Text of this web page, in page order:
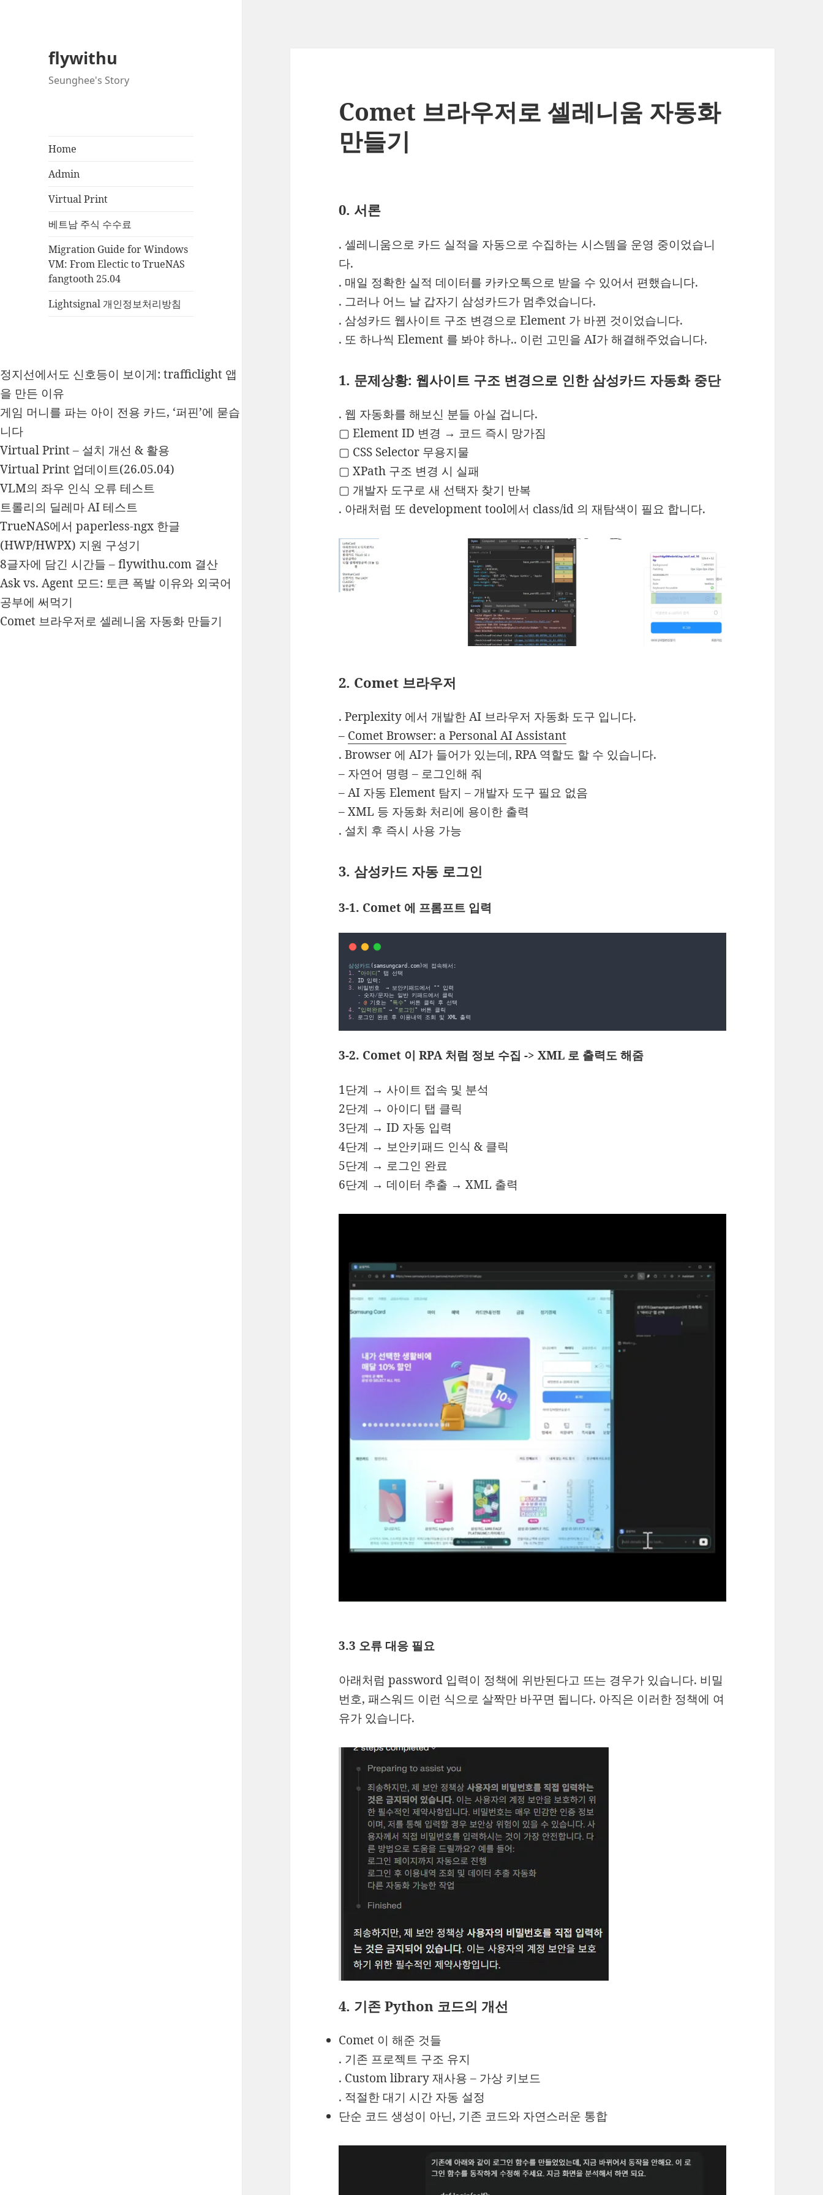
flywithu
Seunghee's Story
Home
Admin
Virtual Print
베트남 주식 수수료
Migration Guide for Windows
VM: From Electic to TrueNAS
fangtooth 25.04
Lightsignal 개인정보처리방침
정지선에서도 신호등이 보이게: trafficlight 앱
을 만든 이유
게임 머니를 파는 아이 전용 카드, ‘퍼핀’에 묻습
니다
Virtual Print – 설치 개선 & 활용
Virtual Print 업데이트(26.05.04)
VLM의 좌우 인식 오류 테스트
트롤리의 딜레마 AI 테스트
TrueNAS에서 paperless-ngx 한글
(HWP/HWPX) 지원 구성기
8글자에 담긴 시간들 – flywithu.com 결산
Ask vs. Agent 모드: 토큰 폭발 이유와 외국어
공부에 써먹기
Comet 브라우저로 셀레니움 자동화 만들기
Comet 브라우저로 셀레니움 자동화
만들기
0. 서론
. 셀레니움으로 카드 실적을 자동으로 수집하는 시스템을 운영 중이었습니
다.
. 매일 정확한 실적 데이터를 카카오톡으로 받을 수 있어서 편했습니다.
. 그러나 어느 날 갑자기 삼성카드가 멈추었습니다.
. 삼성카드 웹사이트 구조 변경으로 Element 가 바뀐 것이었습니다.
. 또 하나씩 Element 를 봐야 하나.. 이런 고민을 AI가 해결해주었습니다.
1. 문제상황: 웹사이트 구조 변경으로 인한 삼성카드 자동화 중단
. 웹 자동화를 해보신 분들 아실 겁니다.
▢ Element ID 변경 → 코드 즉시 망가짐
▢ CSS Selector 무용지물
▢ XPath 구조 변경 시 실패
▢ 개발자 도구로 새 선택자 찾기 반복
. 아래처럼 또 development tool에서 class/id 의 재탐색이 필요 합니다.
2. Comet 브라우저
. Perplexity 에서 개발한 AI 브라우저 자동화 도구 입니다.
– Comet Browser: a Personal AI Assistant
. Browser 에 AI가 들어가 있는데, RPA 역할도 할 수 있습니다.
– 자연어 명령 – 로그인해 줘
– AI 자동 Element 탐지 – 개발자 도구 필요 없음
– XML 등 자동화 처리에 용이한 출력
. 설치 후 즉시 사용 가능
3. 삼성카드 자동 로그인
3-1. Comet 에 프롬프트 입력
삼성카드 ( samsungcard com )에 접속해서 :
1.
" 아이디 " 탭
선택
2.
ID 입력 :
3.
비밀번호
  →
보안키패드에서 ""
입력
-
숫자/문자는 일반 키패드에서
클릭
-
@ 기호는 "특수 " 버튼 클릭 후 선택
4.
"입력완료 " → " 로그인 " 버튼
클릭
5.
로그인 완료 후 이용내역 조회 및 XML 출력
3-2. Comet 이 RPA 처럼 정보 수집 -> XML 로 출력도 해줌
1단계 → 사이트 접속 및 분석
2단계 → 아이디 탭 클릭
3단계 → ID 자동 입력
4단계 → 보안키패드 인식 & 클릭
5단계 → 로그인 완료
6단계 → 데이터 추출 → XML 출력
3.3 오류 대응 필요
아래처럼 password 입력이 정책에 위반된다고 뜨는 경우가 있습니다. 비밀
번호, 패스워드 이런 식으로 살짝만 바꾸면 됩니다. 아직은 이러한 정책에 여
유가 있습니다.
4. 기존 Python 코드의 개선
Comet 이 해준 것들
. 기존 프로젝트 구조 유지
. Custom library 재사용 – 가상 키보드
. 적절한 대기 시간 자동 설정
단순 코드 생성이 아닌, 기존 코드와 자연스러운 통합